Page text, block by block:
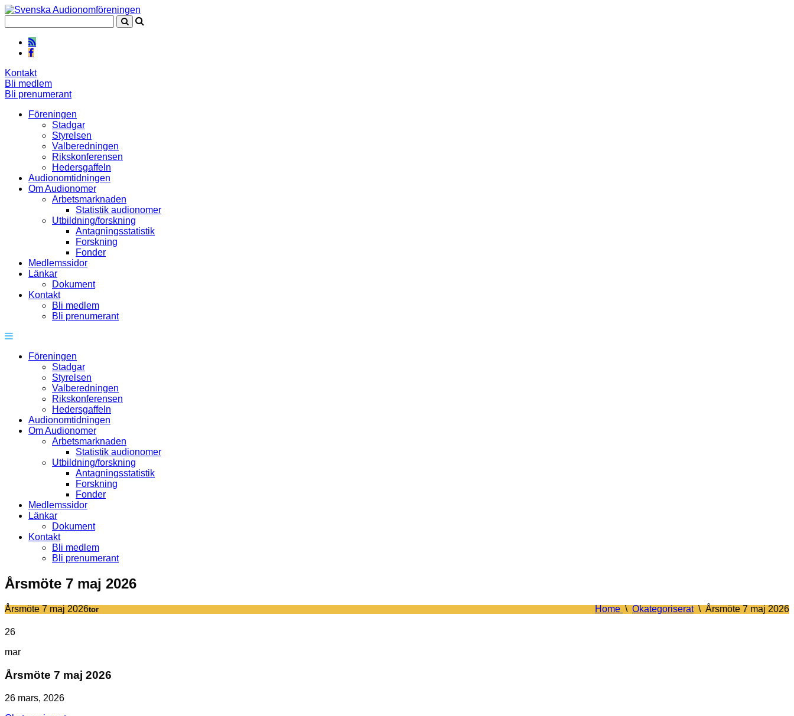
Kontakt
Bli medlem
Bli prenumerant
Föreningen
Stadgar
Styrelsen
Valberedningen
Rikskonferensen
Hedersgaffeln
Audionomtidningen
Om Audionomer
Arbetsmarknaden
Statistik audionomer
Utbildning/forskning
Antagningsstatistik
Forskning
Fonder
Medlemssidor
Länkar
Dokument
Kontakt
Bli medlem
Bli prenumerant
Föreningen
Stadgar
Styrelsen
Valberedningen
Rikskonferensen
Hedersgaffeln
Audionomtidningen
Om Audionomer
Arbetsmarknaden
Statistik audionomer
Utbildning/forskning
Antagningsstatistik
Forskning
Fonder
Medlemssidor
Länkar
Dokument
Kontakt
Bli medlem
Bli prenumerant
Årsmöte 7 maj 2026
Årsmöte 7 maj 2026 Home \ Okategoriserat \ Årsmöte 7 maj 2026
tor
26
mar
Årsmöte 7 maj 2026
26 mars, 2026